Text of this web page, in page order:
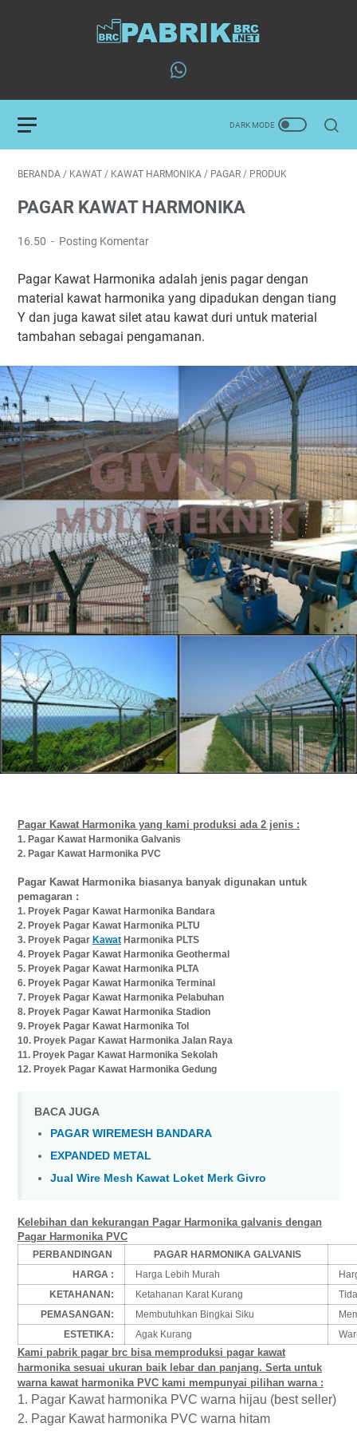
BERANDA / KAWAT / KAWAT HARMONIKA / PAGAR / PRODUK
PAGAR KAWAT HARMONIKA
16.50 Posting Komentar
Pagar Kawat Harmonika adalah jenis pagar dengan
material kawat harmonika yang dipadukan dengan tiang
Y dan juga kawat silet atau kawat duri untuk material
tambahan sebagai pengamanan.
Pagar Kawat Harmonika yang kami produksi ada 2 jenis :
1. Pagar Kawat Harmonika Galvanis
2. Pagar Kawat Harmonika PVC
Pagar Kawat Harmonika biasanya banyak digunakan untuk
pemagaran :
1. Proyek Pagar Kawat Harmonika Bandara
2. Proyek Pagar Kawat Harmonika PLTU
3. Proyek Pagar Kawat Harmonika PLTS
4. Proyek Pagar Kawat Harmonika Geothermal
5. Proyek Pagar Kawat Harmonika PLTA
6. Proyek Pagar Kawat Harmonika Terminal
7. Proyek Pagar Kawat Harmonika Pelabuhan
8. Proyek Pagar Kawat Harmonika Stadion
9. Proyek Pagar Kawat Harmonika Tol
10. Proyek Pagar Kawat Harmonika Jalan Raya
11. Proyek Pagar Kawat Harmonika Sekolah
12. Proyek Pagar Kawat Harmonika Gedung
BACA JUGA
PAGAR WIREMESH BANDARA
EXPANDED METAL
Jual Wire Mesh Kawat Loket Merk Givro
Kelebihan dan kekurangan Pagar Harmonika galvanis dengan
Pagar Harmonika PVC
PERBANDINGAN
PAGAR HARMONIKA GALVANIS
HARGA :
Harga Lebih Murah
KETAHANAN:
Ketahanan Karat Kurang
PEMASANGAN:
Membutuhkan Bingkai Siku
ESTETIKA:
Agak Kurang
Kami pabrik pagar brc bisa memproduksi pagar kawat
harmonika sesuai ukuran baik lebar dan panjang. Serta untuk
warna kawat harmonika PVC kami mempunyai pilihan warna :
1. Pagar Kawat harmonika PVC warna hijau (best seller)
2. Pagar Kawat harmonika PVC warna hitam